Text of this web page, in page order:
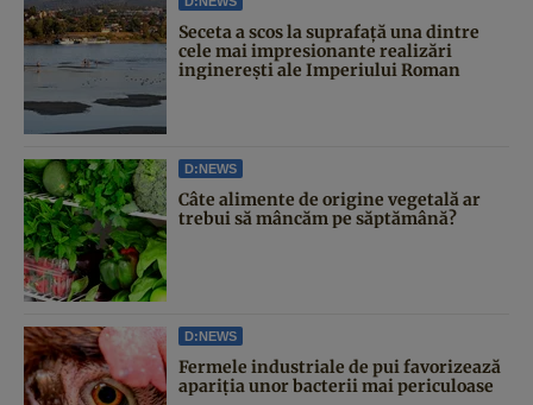
Seceta a scos la suprafață una dintre
cele mai impresionante realizări
inginerești ale Imperiului Roman
D:NEWS
Câte alimente de origine vegetală ar
trebui să mâncăm pe săptămână?
D:NEWS
Fermele industriale de pui favorizează
apariția unor bacterii mai periculoase